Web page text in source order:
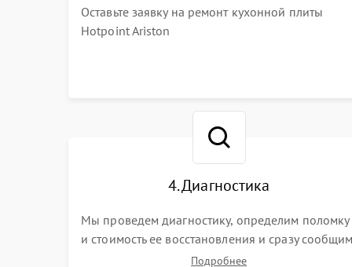
Оставьте заявку на ремонт кухонной плиты
Hotpoint Ariston
4. Диагностика
Мы проведем диагностику, определим поломку
и стоимость ее восстановления и сразу сообщим
вам о сроках ее ремонта.
Подробнее